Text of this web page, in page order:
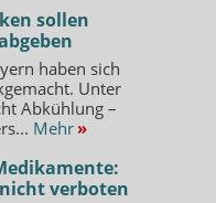
sollen
haben sich
Unter
Abkühlung –
Mehr »
verboten